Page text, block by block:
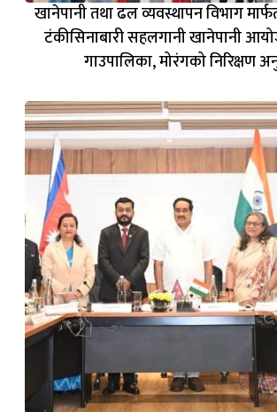
खानेपानी तथा ढल व्यवस्थापन विभाग
टंकीसिनाबारी सहलगानी खानेपानी
गाउपालिका, मोरंगको निरिक्षण